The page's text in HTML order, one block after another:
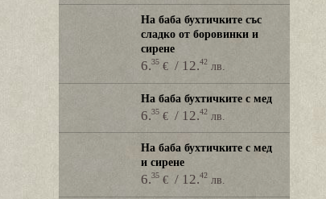
На баба бухтичките със
сладко от боровинки и
сирене
6.35 €/ 12.42 лв.
На баба бухтичките с мед
6.35 €/ 12.42 лв.
На баба бухтичките с мед
и сирене
6.35 €/ 12.42 лв.